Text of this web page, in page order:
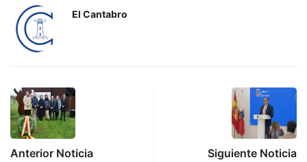
El Cantabro
Anterior Noticia Siguiente Noticia